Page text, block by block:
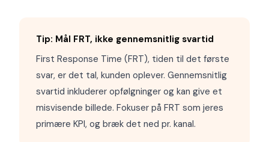
Tip: Mål FRT, ikke gennemsnitlig svartid
First Response Time (FRT), tiden til det første
svar, er det tal, kunden oplever. Gennemsnitlig
svartid inkluderer opfølgninger og kan give et
misvisende billede. Fokuser på FRT som jeres
primære KPI, og bræk det ned pr. kanal.